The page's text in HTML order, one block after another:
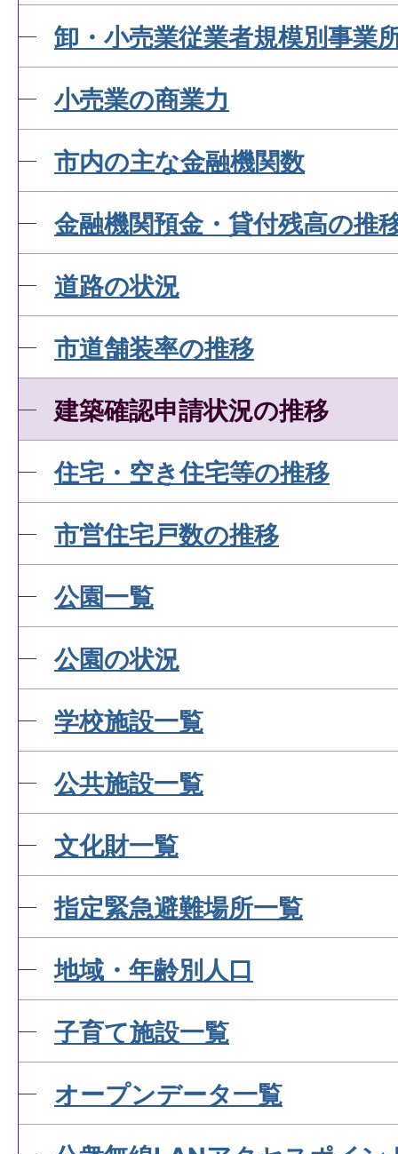
卸・小売業従業者規模別事業
小売業の商業力
市内の主な金融機関数
金融機関預金・貸付残高の推
道路の状況
市道舗装率の推移
建築確認申請状況の推移
住宅・空き住宅等の推移
市営住宅戸数の推移
公園一覧
公園の状況
学校施設一覧
公共施設一覧
文化財一覧
指定緊急避難場所一覧
地域・年齢別人口
子育て施設一覧
オープンデータ一覧